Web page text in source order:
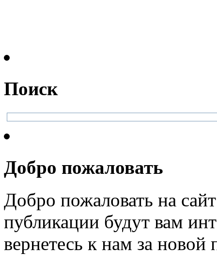
Поиск
Добро пожаловать
Добро пожаловать на
публикации будут вам
вернетесь к нам за